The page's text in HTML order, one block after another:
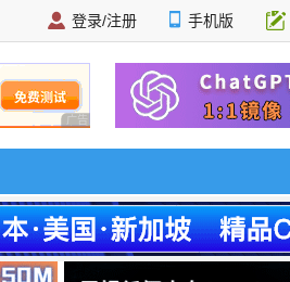
登录/注册 手机版
广告 商业广告，理性选择